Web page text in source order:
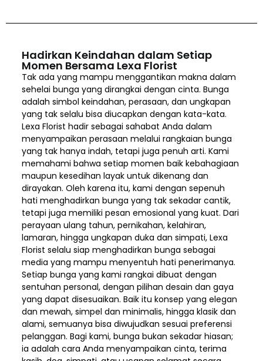
Hadirkan Keindahan dalam Setiap
Momen Bersama Lexa Florist
Tak ada yang mampu menggantikan makna dalam
sehelai bunga yang dirangkai dengan cinta. Bunga
adalah simbol keindahan, perasaan, dan ungkapan
yang tak selalu bisa diucapkan dengan kata-kata.
Lexa Florist hadir sebagai sahabat Anda dalam
menyampaikan perasaan melalui rangkaian bunga
yang tak hanya indah, tetapi juga penuh arti. Kami
memahami bahwa setiap momen baik kebahagiaan
maupun kesedihan layak untuk dikenang dan
dirayakan. Oleh karena itu, kami dengan sepenuh
hati menghadirkan bunga yang tak sekadar cantik,
tetapi juga memiliki pesan emosional yang kuat. Dari
perayaan ulang tahun, pernikahan, kelahiran,
lamaran, hingga ungkapan duka dan simpati, Lexa
Florist selalu siap menghadirkan bunga sebagai
media yang mampu menyentuh hati penerimanya.
Setiap bunga yang kami rangkai dibuat dengan
sentuhan personal, dengan pilihan desain dan gaya
yang dapat disesuaikan. Baik itu konsep yang elegan
dan mewah, simpel dan minimalis, hingga klasik dan
alami, semuanya bisa diwujudkan sesuai preferensi
pelanggan. Bagi kami, bunga bukan sekadar hiasan;
ia adalah cara Anda menyampaikan cinta, terima